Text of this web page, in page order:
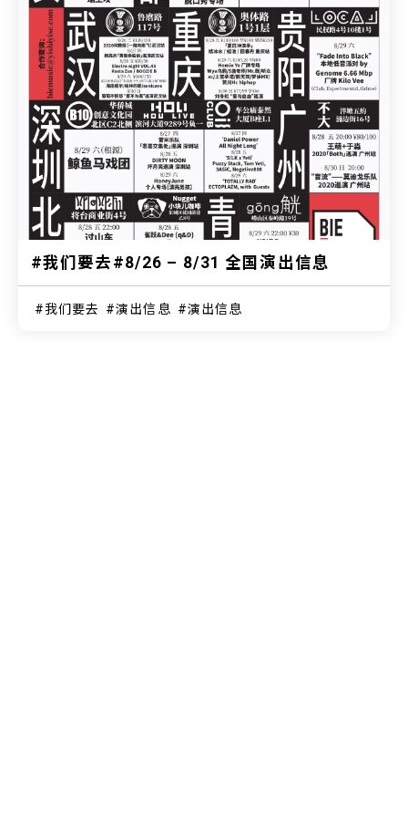
#我们要去#8/26 – 8/31 全国演出信息
我们要去 演出信息 演出信息